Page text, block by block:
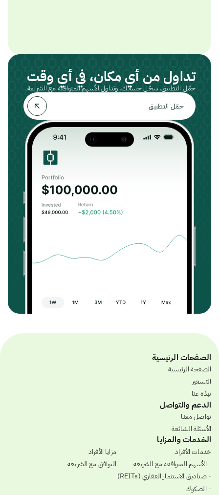
تداول من أي مكان، في أي وقت
حمّل التطبيق، سجّل حسابك، وتداول الأسهم المتوافقة مع الشريعة.
حمّل التطبيق
الصفحات الرئيسية
الصفحة الرئيسية
التسعير
نبذة عنا
الدعم والتواصل
تواصل معنا
الأسئلة الشائعة
الخدمات والمزايا
خدمات الأفراد
- الأسهم المتوافقة مع الشريعة
- صناديق الاستثمار العقاري (REITs)
- الصكوك
مزايا الأفراد
التوافق مع الشريعة